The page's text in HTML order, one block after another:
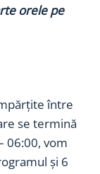
orele pe
între
se termină
06:00, vom
și 6